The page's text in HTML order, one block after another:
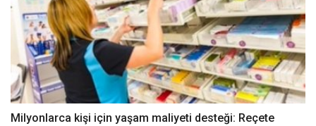
Milyonlarca kişi için yaşam maliyeti desteği: Reçete